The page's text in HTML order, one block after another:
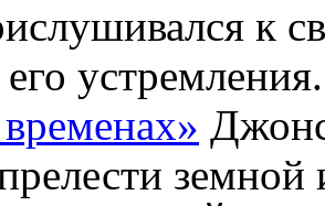
к
его
земной